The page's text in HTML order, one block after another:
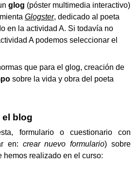
glog (póster multimedia interactivo)
Glogster, dedicado al poeta
en la actividad A. Si todavía no
A podemos seleccionar el
que para el glog, creación de
sobre la vida y obra del poeta
el blog
en: crear nuevo formulario) sobre
hemos realizado en el curso: